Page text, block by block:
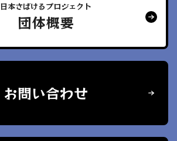
日本さばけるプロジェクト
団体概要
お問い合わせ